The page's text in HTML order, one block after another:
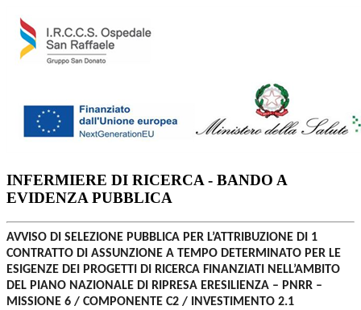
INFERMIERE DI RICERCA - BANDO A
EVIDENZA PUBBLICA
AVVISO DI SELEZIONE PUBBLICA PER L’ATTRIBUZIONE DI 1
CONTRATTO DI ASSUNZIONE A TEMPO DETERMINATO PER LE
ESIGENZE DEI PROGETTI DI RICERCA FINANZIATI NELL’AMBITO
DEL PIANO NAZIONALE DI RIPRESA ERESILIENZA – PNRR –
MISSIONE 6 / COMPONENTE C2 / INVESTIMENTO 2.1